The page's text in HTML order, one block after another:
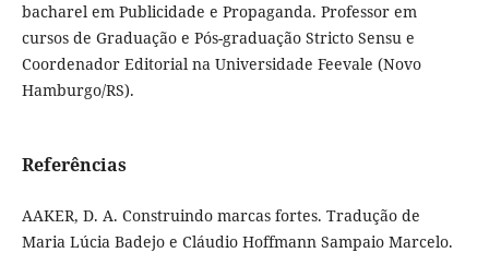
bacharel em Publicidade e Propaganda. Professor em
cursos de Graduação e Pós-graduação Stricto Sensu e
Coordenador Editorial na Universidade Feevale (Novo
Hamburgo/RS).
Referências
AAKER, D. A. Construindo marcas fortes. Tradução de
Maria Lúcia Badejo e Cláudio Hoffmann Sampaio Marcelo.